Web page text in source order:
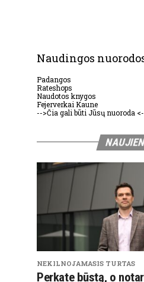
Naudingos
Padangos
Rateshops
Naudotos knygos
Fejerverkai Kaune
-->Čia gali būti Jūsų nuoroda
NEKILNOJAMASIS TURTAS
Perkate būstą, o